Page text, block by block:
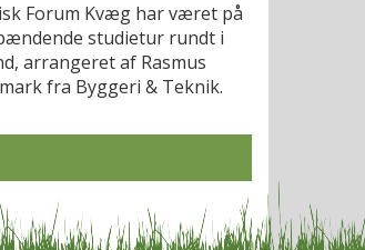
Forum Kvæg har været på
studietur rundt i
arrangeret af Rasmus
fra Byggeri & Teknik.